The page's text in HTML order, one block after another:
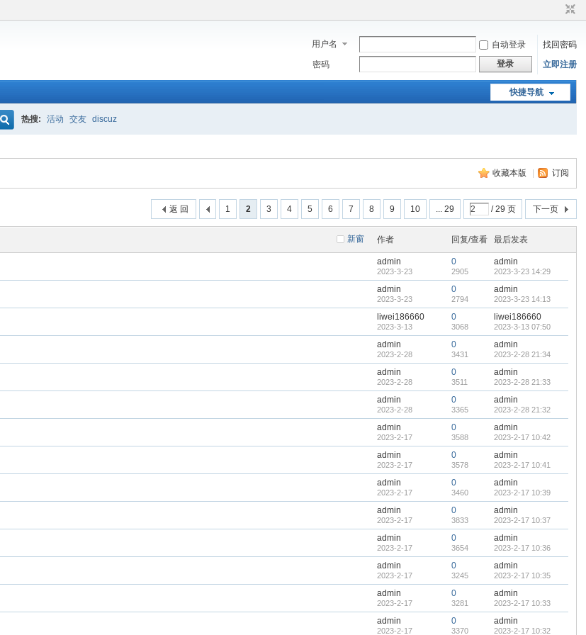
用户名 自动登录
找回密码
密码
登录 立即注册
快捷导航
热搜: 活动 交友 discuz
收藏本版 订阅
1 2 3 4 5 6 7 8 9 10 ... 29 / 29 页 下一页
返 回
新窗 作者 回复/查看 最后发表
admin
2023-3-23
0
2905
admin
2023-3-23 14:29
admin
2023-3-23
0
2794
admin
2023-3-23 14:13
liwei186660
2023-3-13
0
3068
liwei186660
2023-3-13 07:50
admin
2023-2-28
0
3431
admin
2023-2-28 21:34
admin
2023-2-28
0
3511
admin
2023-2-28 21:33
admin
2023-2-28
0
3365
admin
2023-2-28 21:32
admin
2023-2-17
0
3588
admin
2023-2-17 10:42
admin
2023-2-17
0
3578
admin
2023-2-17 10:41
admin
2023-2-17
0
3460
admin
2023-2-17 10:39
admin
2023-2-17
0
3833
admin
2023-2-17 10:37
admin
2023-2-17
0
3654
admin
2023-2-17 10:36
admin
2023-2-17
0
3245
admin
2023-2-17 10:35
admin
2023-2-17
0
3281
admin
2023-2-17 10:33
admin
2023-2-17
0
3370
admin
2023-2-17 10:32